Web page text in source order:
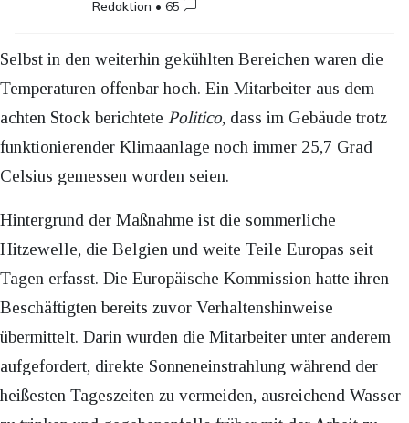
Redaktion •65
Selbst in den weiterhin gekühlten Bereichen waren die
Temperaturen offenbar hoch. Ein Mitarbeiter aus dem
achten Stock berichtete Politico, dass im Gebäude trotz
funktionierender Klimaanlage noch immer 25,7 Grad
Celsius gemessen worden seien.
Hintergrund der Maßnahme ist die sommerliche
Hitzewelle, die Belgien und weite Teile Europas seit
Tagen erfasst. Die Europäische Kommission hatte ihren
Beschäftigten bereits zuvor Verhaltenshinweise
übermittelt. Darin wurden die Mitarbeiter unter anderem
aufgefordert, direkte Sonneneinstrahlung während der
heißesten Tageszeiten zu vermeiden, ausreichend Wasser